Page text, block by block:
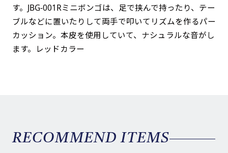
す。JBG-001Rミニボンゴは、足で挟んで持ったり、テー
ブルなどに置いたりして両手で叩いてリズムを作るパー
カッション。本皮を使用していて、ナシュラルな音がし
ます。レッドカラー
RECOMMEND ITEMS